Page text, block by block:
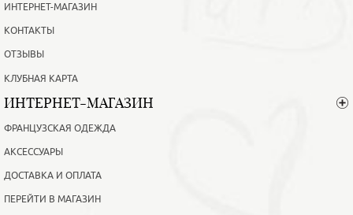
ИНТЕРНЕТ-МАГАЗИН
КОНТАКТЫ
ОТЗЫВЫ
КЛУБНАЯ КАРТА
ИНТЕРНЕТ-МАГАЗИН
ФРАНЦУЗСКАЯ ОДЕЖДА
АКСЕССУАРЫ
ДОСТАВКА И ОПЛАТА
ПЕРЕЙТИ В МАГАЗИН